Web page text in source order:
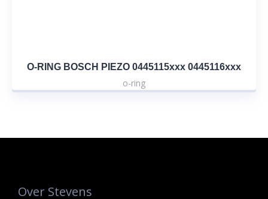
O-RING BOSCH PIEZO 0445115xxx 0445116xxx
o-ring
Over Stevens